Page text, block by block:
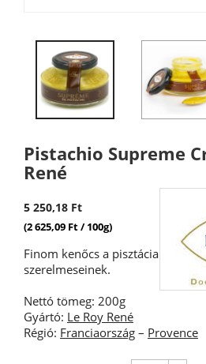
Pistachio Supreme
René
5 250,18 Ft
(2 625,09 Ft / 100g)
Finom kenőcs a pisztácia
szerelmeseinek.
Nettó tömeg: 200g
Gyártó: Le Roy René
Régió: Franciaország – Provence